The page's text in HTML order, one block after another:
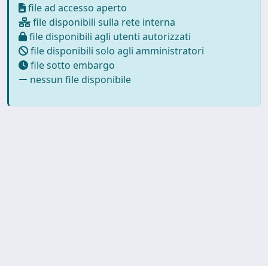
file ad accesso aperto
file disponibili sulla rete interna
file disponibili agli utenti autorizzati
file disponibili solo agli amministratori
file sotto embargo
nessun file disponibile